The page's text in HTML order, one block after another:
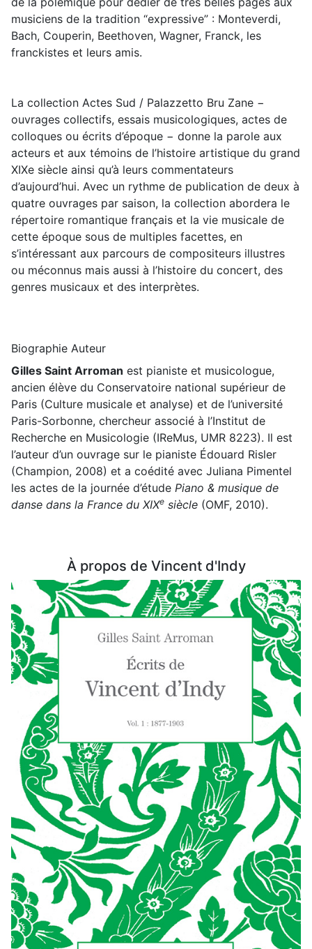
musiciens de la tradition “expressive” : Monteverdi,
Bach, Couperin, Beethoven, Wagner, Franck, les
franckistes et leurs amis.
La collection Actes Sud / Palazzetto Bru Zane −
ouvrages collectifs, essais musicologiques, actes de
colloques ou écrits d’époque − donne la parole aux
acteurs et aux témoins de l’histoire artistique du grand
XIXe siècle ainsi qu’à leurs commentateurs
d’aujourd’hui. Avec un rythme de publication de deux à
quatre ouvrages par saison, la collection abordera le
répertoire romantique français et la vie musicale de
cette époque sous de multiples facettes, en
s’intéressant aux parcours de compositeurs illustres
ou méconnus mais aussi à l’histoire du concert, des
genres musicaux et des interprètes.
Biographie Auteur
Gilles Saint Arroman est pianiste et musicologue,
ancien élève du Conservatoire national supérieur de
Paris (Culture musicale et analyse) et de l’université
Paris-Sorbonne, chercheur associé à l’Institut de
Recherche en Musicologie (IReMus, UMR 8223). Il est
l’auteur d’un ouvrage sur le pianiste Édouard Risler
(Champion, 2008) et a coédité avec Juliana Pimentel
les actes de la journée d’étude Piano & musique de
danse dans la France du XIXe siècle (OMF, 2010).
À propos de Vincent d'Indy